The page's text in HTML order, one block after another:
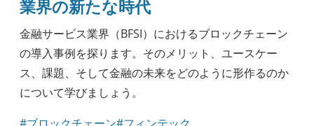
業界の新たな時代
金融サービス業界（BFSI）におけるブロックチェーン
の導入事例を探ります。そのメリット、ユースケー
ス、課題、そして金融の未来をどのように形作るのか
について学びましょう。
#ブロックチェーン#フィンテック